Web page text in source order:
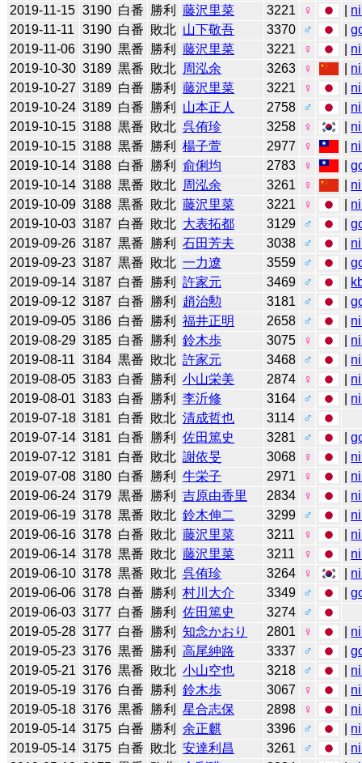
2019-11-15 3190 白番 勝利 藤沢里菜 3221 ♀
2019-11-11
3190 白番 敗北 山下敬吾 3370 ♂ |
2019-11-06 3190 黒番 勝利 藤沢里菜 3221 ♀
2019-10-30 3189 黒番 敗北 周泓余 3263 ♀
2019-10-27 3189 白番 勝利 藤沢里菜 3221 ♀
2019-10-24 3189 白番 勝利 山本正人 2758 ♂
2019-10-15 3188 黒番 敗北 呉侑珍 3258 ♀
2019-10-15 3188 黒番 勝利 楊子萱 2977 ♀
2019-10-14 3188 白番 勝利 俞俐均 2783 ♀ |
2019-10-14 3188 黒番 敗北 周泓余 3261 ♀
2019-10-09 3188 黒番 敗北 藤沢里菜 3221 ♀
2019-10-03 3187 白番 敗北 大表拓都 3129 ♂ |
2019-09-26 3187 黒番 勝利 石田芳夫 3038 ♂
2019-09-23 3187 黒番 敗北 一力遼 3559 ♂ |
2019-09-14 3187 白番 勝利 許家元 3469 ♂
2019-09-12 3187 白番 勝利 趙治勲 3181 ♂ |
2019-09-05 3186 白番 勝利 福井正明 2658 ♂
2019-08-29 3185 白番 勝利 鈴木歩 3075 ♀
2019-08-11 3184 黒番 敗北 許家元 3468 ♂
2019-08-05 3183 白番 勝利 小山栄美 2874 ♀
2019-08-01 3183 白番 勝利 李沂修 3164 ♂
2019-07-18 3181 白番 敗北 清成哲也 3114
♂
2019-07-14 3181 白番 勝利 佐田篤史 3281 ♂ |
2019-07-12 3181 白番 敗北 謝依旻 3068 ♀
2019-07-08 3180 白番 勝利 牛栄子 2971 ♀
2019-06-24 3179 黒番 勝利 吉原由香里 2834 ♀
2019-06-19 3178 黒番 敗北 鈴木伸二 3299 ♂
2019-06-16 3178 白番 敗北 藤沢里菜 3211 ♀
2019-06-14 3178 黒番 敗北 藤沢里菜 3211 ♀
2019-06-10 3178 黒番 敗北 呉侑珍 3264 ♀
2019-06-06 3178 白番 勝利 村川大介 3349 ♂ |
2019-06-03 3177 白番 勝利 佐田篤史 3274
♂
2019-05-28 3177 白番 勝利 知念かおり 2801 ♀
2019-05-23 3176 黒番 勝利 高尾紳路 3337 ♂ |
2019-05-21 3176 黒番 敗北 小山空也 3218 ♂
2019-05-19 3176 白番 勝利 鈴木歩 3067 ♀
2019-05-18 3176 黒番 勝利 星合志保 2898 ♀
2019-05-14 3175 白番 勝利 余正麒 3396 ♂
2019-05-14 3175 白番 敗北 安達利昌 3261 ♂